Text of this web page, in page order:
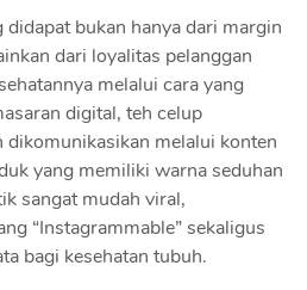
bukan hanya dari margin
dari loyalitas pelanggan
melalui cara yang
digital, teh celup
melalui konten
yang memiliki warna seduhan
sangat mudah viral,
“Instagrammable” sekaligus
bagi kesehatan tubuh.